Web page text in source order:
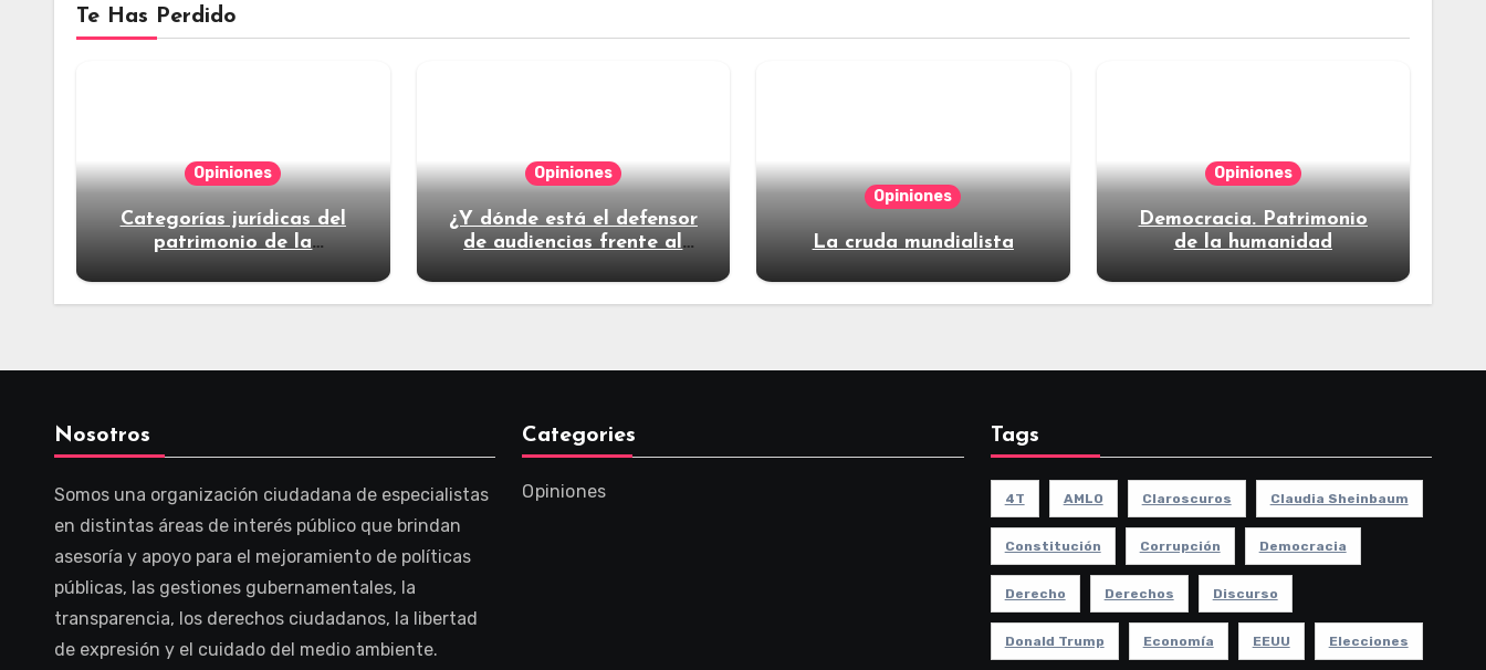
Te Has Perdido
Opiniones
Categorías jurídicas del
patrimonio de la
Opiniones
¿Y dónde está el defensor
de audiencias frente al
Opiniones
La cruda mundialista
Opiniones
Democracia. Patrimonio
de la humanidad
Nosotros
Somos una organización ciudadana de especialistas
en distintas áreas de interés público que brindan
asesoría y apoyo para el mejoramiento de políticas
públicas, las gestiones gubernamentales, la
transparencia, los derechos ciudadanos, la libertad
de expresión y el cuidado del medio ambiente.
Categories
Opiniones
Tags
4T AMLO Claroscuros Claudia Sheinbaum
Constitución Corrupción Democracia
Derecho Derechos Discurso
Donald Trump Economía EEUU Elecciones